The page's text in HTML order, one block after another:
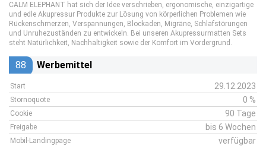
CALM ELEPHANT hat sich der Idee verschrieben, ergonomische, einzigartige
und edle Akupressur Produkte zur Lösung von körperlichen Problemen wie
Rückenschmerzen, Verspannungen, Blockaden, Migräne, Schlafstörungen
und Unruhezuständen zu entwickeln. Bei unseren Akupressurmatten Sets
steht Natürlichkeit, Nachhaltigkeit sowie der Komfort im Vordergrund.
88 Werbemittel
Start 29.12.2023
Stornoquote 0 %
Cookie 90 Tage
Freigabe bis 6 Wochen
Mobil-Landingpage verfügbar